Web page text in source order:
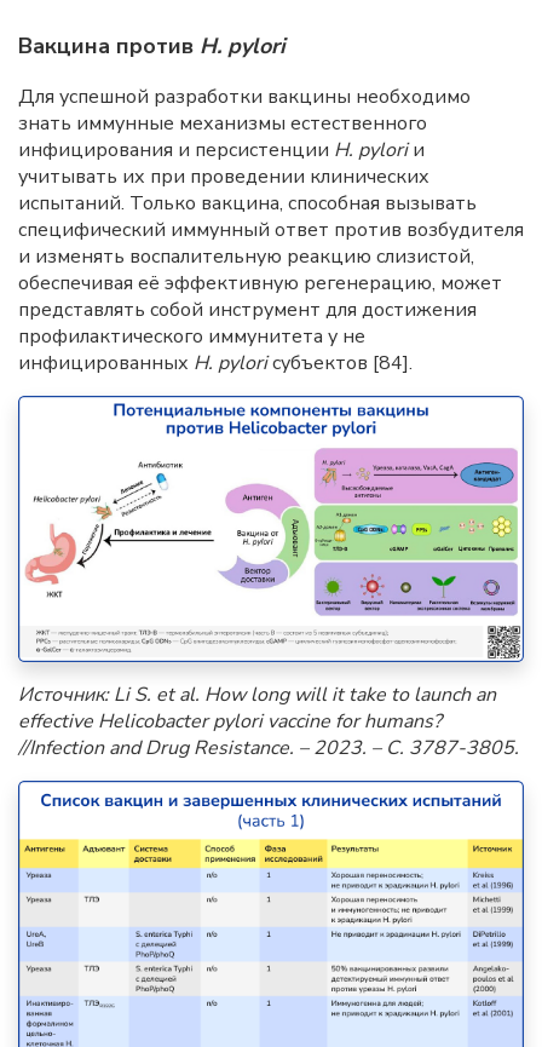
Вакцина против H. pylori
Для успешной разработки вакцины необходимо
знать иммунные механизмы естественного
инфицирования и персистенции H. pyloriи
учитывать их при проведении клинических
испытаний. Только вакцина, способная вызывать
специфический иммунный ответ против возбудителя
и изменять воспалительную реакцию слизистой,
обеспечивая её эффективную регенерацию, может
представлять собой инструмент для достижения
профилактического иммунитета у не
инфицированных Н. pyloriсубъектов [84].
Источник:Li S. et al. How long will it take to launch an
effective Helicobacter pylori vaccine for humans?
//Infection and Drug Resistance. – 2023. – С. 3787-3805.